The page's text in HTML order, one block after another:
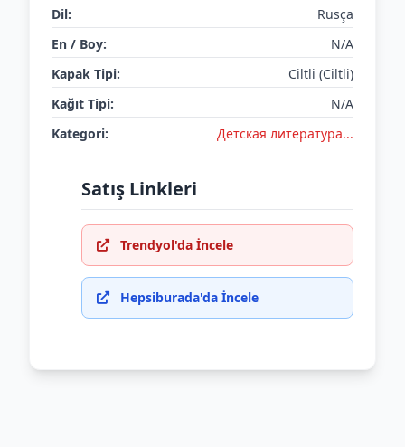
Dil:
Rusça
En / Boy:
N/A
Kapak Tipi:
Ciltli (Ciltli)
Kağıt Tipi:
N/A
Kategori:
Детская литератураㅤㅤㅤ...
Satış Linkleri
Trendyol'da İncele
Hepsiburada'da İncele